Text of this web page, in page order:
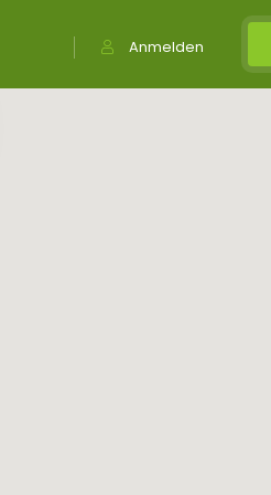
Anmelden